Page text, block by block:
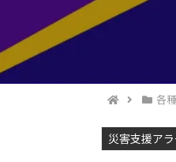
各
災害支援ア